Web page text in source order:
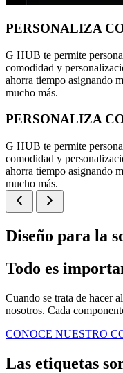
PERSONALIZA
G HUB te permite
comodidad y
ahorra tiempo asignando
mucho más.
PERSONALIZA
G HUB te permite
comodidad y
ahorra tiempo asignando
mucho más.
Diseño para la
Todo es
Cuando se trata de hacer
nosotros. Cada
CONOCE NUESTRO
Las etiquetas